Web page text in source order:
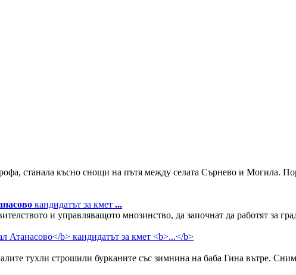
станала късно снощи на пътя между селата Сърнево и Могила.
кандидатът за кмет ...
и управляващото мнозинство, да започнат да работят за
тухли строшили бурканите със зимнина на баба Гина вътре.